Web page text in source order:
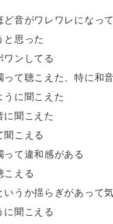
ど音がワレワレになっ
と思った
ワンしてる
って聴こえた、特に和音
うに聞こえた
に聞こえた
聞こえる
って違和感がある
こえる
いうか揺らぎがあって
に聞こえる